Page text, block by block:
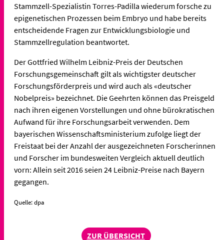
Stammzell-Spezialistin Torres-Padilla wiederum forsche zu
epigenetischen Prozessen beim Embryo und habe bereits
entscheidende Fragen zur Entwicklungsbiologie und
Stammzellregulation beantwortet.
Der Gottfried Wilhelm Leibniz-Preis der Deutschen
Forschungsgemeinschaft gilt als wichtigster deutscher
Forschungsförderpreis und wird auch als «deutscher
Nobelpreis» bezeichnet. Die Geehrten können das Preisgeld
nach ihren eigenen Vorstellungen und ohne bürokratischen
Aufwand für ihre Forschungsarbeit verwenden. Dem
bayerischen Wissenschaftsministerium zufolge liegt der
Freistaat bei der Anzahl der ausgezeichneten Forscherinnen
und Forscher im bundesweiten Vergleich aktuell deutlich
vorn: Allein seit 2016 seien 24 Leibniz-Preise nach Bayern
gegangen.
Quelle: dpa
ZUR ÜBERSICHT